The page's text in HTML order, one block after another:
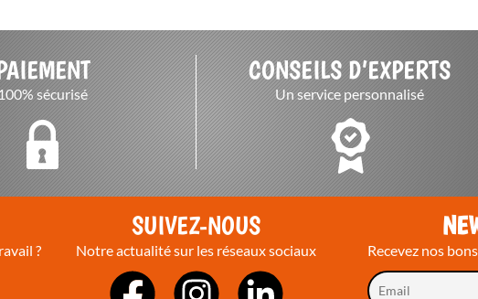
100% sécurisé
CONSEILS D’EXPERTS
Un service personnalisé
?
SUIVEZ-NOUS
Notre actualité sur les réseaux sociaux Recevez nos